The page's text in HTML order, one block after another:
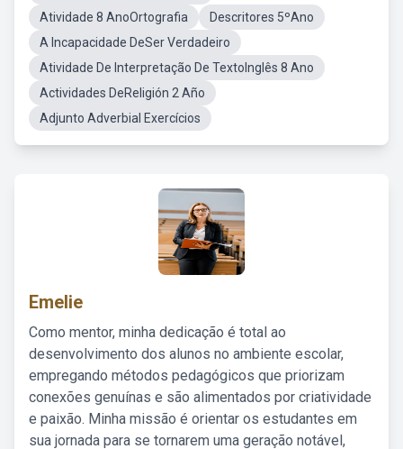
Atividade 8 AnoOrtografia
Descritores 5ºAno
A Incapacidade DeSer Verdadeiro
Atividade De Interpretação De TextoInglês 8 Ano
Actividades DeReligión 2 Año
Adjunto Adverbial Exercícios
Emelie
Como mentor, minha dedicação é total ao
desenvolvimento dos alunos no ambiente escolar,
empregando métodos pedagógicos que priorizam
conexões genuínas e são alimentados por criatividade
e paixão. Minha missão é orientar os estudantes em
sua jornada para se tornarem uma geração notável,